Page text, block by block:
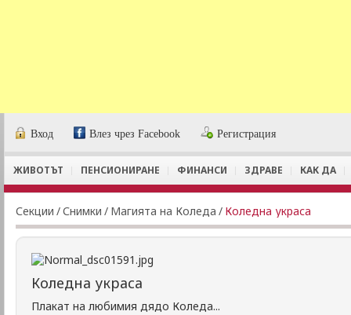
Вход Влез чрез Facebook Регистрация
ЖИВОТЪТ ПЕНСИОНИРАНЕ ФИНАНСИ ЗДРАВЕ КАК ДА
Секции /Снимки / Магията на Коледа / Коледна украса
Коледна украса
Плакат на любимия дядо Коледа...